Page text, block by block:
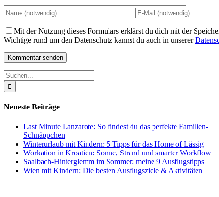
Mit der Nutzung dieses Formulars erklärst du dich mit der
Wichtige rund um den Datenschutz kannst du auch in unserer
Suche
nach:
Neueste Beiträge
Last Minute Lanzarote: So findest du das perfekte Familien-
Schnäppchen
Winterurlaub mit Kindern: 5 Tipps für das Home of Lässig
Workation in Kroatien: Sonne, Strand und smarter Workflow
Saalbach-Hinterglemm im Sommer: meine 9 Ausflugstipps
Wien mit Kindern: Die besten Ausflugsziele & Aktivitäten